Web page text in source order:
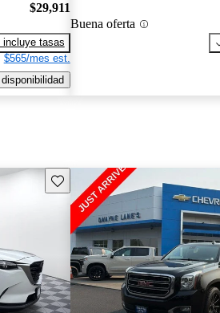
$29,911
incluye tasas
$565/mes est.
Buena oferta
Guarda este Aviso